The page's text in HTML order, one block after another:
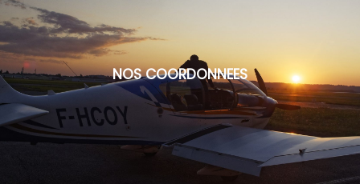
NOS COORDONNEES